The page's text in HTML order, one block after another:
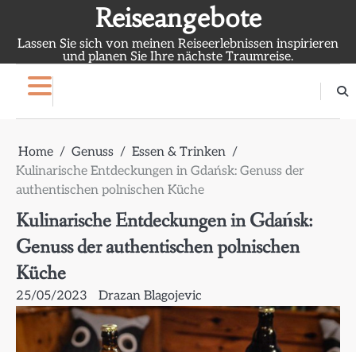
content
Reiseangebote
Lassen Sie sich von meinen Reiseerlebnissen inspirieren
und planen Sie Ihre nächste Traumreise.
Home Genuss
Essen & Trinken
Kulinarische Entdeckungen in Gdańsk: Genuss der
authentischen polnischen Küche
Kulinarische Entdeckungen in Gdańsk:
Genuss der authentischen polnischen
Küche
25/05/2023 Drazan Blagojevic